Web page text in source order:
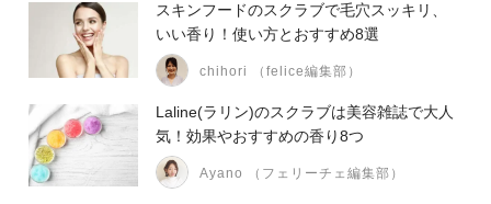
スキンフードのスクラブで毛穴スッキリ、
いい香り！使い方とおすすめ8選
chihori （felice編集部）
Laline(ラリン)のスクラブは美容雑誌で大人
気！効果やおすすめの香り8つ
Ayano （フェリーチェ編集部）